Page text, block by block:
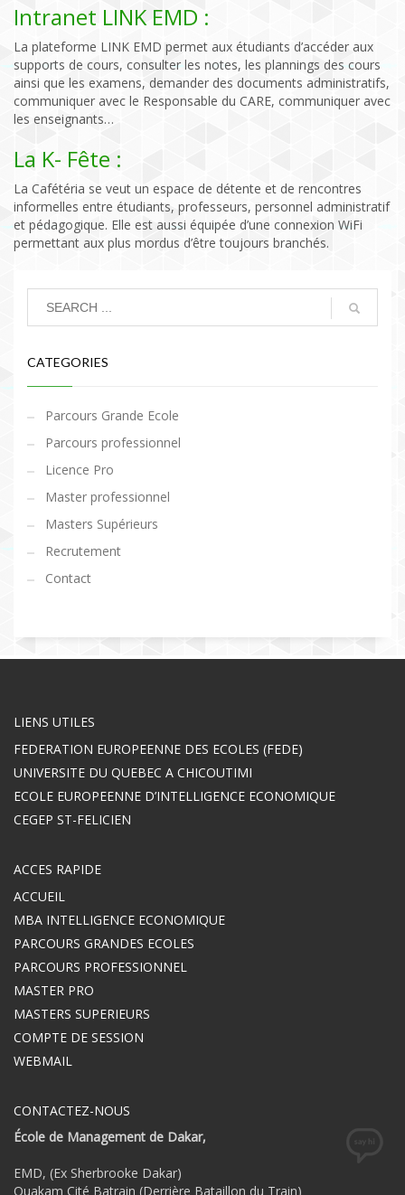
Intranet LINK EMD :
La plateforme LINK EMD permet aux étudiants d’accéder aux
supports de cours, consulter les notes, les plannings des cours
ainsi que les examens, demander des documents administratifs,
communiquer avec le Responsable du CARE, communiquer avec
les enseignants…
La K- Fête :
La Cafétéria se veut un espace de détente et de rencontres
informelles entre étudiants, professeurs, personnel administratif
et pédagogique. Elle est aussi équipée d’une connexion WiFi
permettant aux plus mordus d’être toujours branchés.
CATEGORIES
Parcours Grande Ecole
Parcours professionnel
Licence Pro
Master professionnel
Masters Supérieurs
Recrutement
Contact
LIENS UTILES
FEDERATION EUROPEENNE DES ECOLES (FEDE)
UNIVERSITE DU QUEBEC A CHICOUTIMI
ECOLE EUROPEENNE D’INTELLIGENCE ECONOMIQUE
CEGEP ST-FELICIEN
ACCES RAPIDE
ACCUEIL
MBA INTELLIGENCE ECONOMIQUE
PARCOURS GRANDES ECOLES
PARCOURS PROFESSIONNEL
MASTER PRO
MASTERS SUPERIEURS
COMPTE DE SESSION
WEBMAIL
CONTACTEZ-NOUS
École de Management de Dakar,
EMD, (Ex Sherbrooke Dakar)
Ouakam Cité Batrain (Derrière Bataillon du Train)